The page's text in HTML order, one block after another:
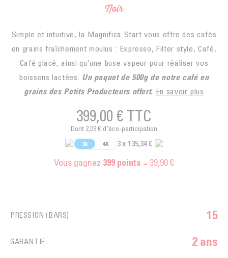
Noir
Simple et intuitive, la Magnifica Start vous offre des cafés
en grains fraîchement moulus : Expresso, Filter style, Café,
Café glacé, ainsi qu’une buse vapeur pour réaliser vos
boissons lactées. Un paquet de 500g de notre café en
grains des Petits Producteurs offert. En savoir plus
399,00 € TTC
Dont 2,09 € d'éco-participation
3X 4X 3 x 135,34 €
Vous gagnez 399 points = 39,90 €
PRESSION (BARS) 15
GARANTIE 2 ans